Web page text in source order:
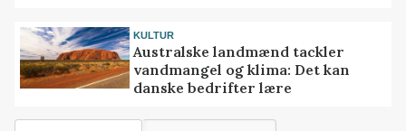
KULTUR
Australske landmænd tackler
vandmangel og klima: Det kan
danske bedrifter lære